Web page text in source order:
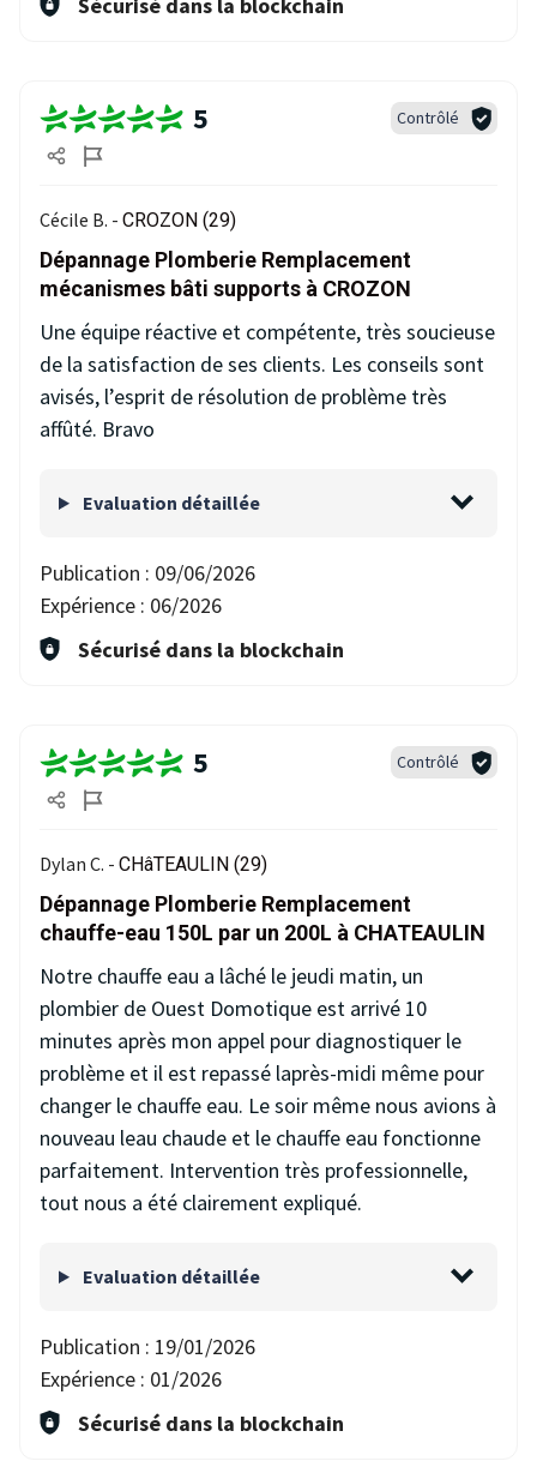
5 Contrôlé
Cécile B. - CROZON (29)
Dépannage Plomberie Remplacement
mécanismes bâti supports à CROZON
Une équipe réactive et compétente, très soucieuse
de la satisfaction de ses clients. Les conseils sont
avisés, l’esprit de résolution de problème très
affûté. Bravo
Evaluation détaillée
Publication : 09/06/2026
Expérience : 06/2026
Sécurisé dans la blockchain
5 Contrôlé
Dylan C. - CHâTEAULIN (29)
Dépannage Plomberie Remplacement
chauffe-eau 150L par un 200L à CHATEAULIN
Notre chauffe eau a lâché le jeudi matin, un
plombier de Ouest Domotique est arrivé 10
minutes après mon appel pour diagnostiquer le
problème et il est repassé laprès-midi même pour
changer le chauffe eau. Le soir même nous avions à
nouveau leau chaude et le chauffe eau fonctionne
parfaitement. Intervention très professionnelle,
tout nous a été clairement expliqué.
Evaluation détaillée
Publication : 19/01/2026
Expérience : 01/2026
Sécurisé dans la blockchain